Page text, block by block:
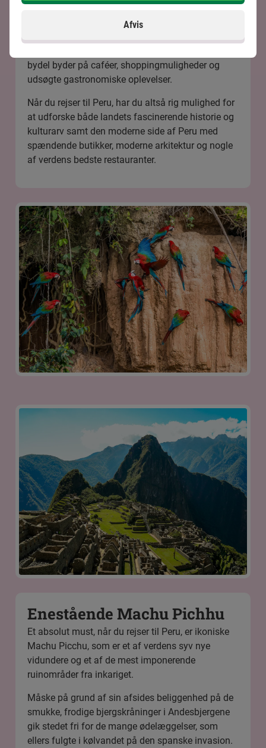
Lima, har – ligesom flere andre byer – både en ny
og en gammel bydel at udforske. I den gamle
bydel byder på caféer, shoppingmuligheder og
udsøgte gastronomiske oplevelser.
Når du rejser til Peru, har du altså rig mulighed for
at udforske både landets fascinerende historie og
kulturarv samt den moderne side af Peru med
spændende butikker, moderne arkitektur og nogle
af verdens bedste restauranter.
Enestående Machu Pichhu
Et absolut must, når du rejser til Peru, er ikoniske
Machu Picchu, som er et af verdens syv nye
vidundere og et af de mest imponerende
ruinområder fra inkariget.
Måske på grund af sin afsides beliggenhed på de
smukke, frodige bjergskråninger i Andesbjergene
gik stedet fri for de mange ødelæggelser, som
ellers fulgte i kølvandet på den spanske invasion.
Afvis